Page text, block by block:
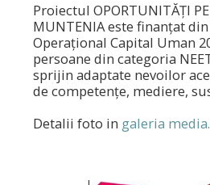
Proiectul OPORTUNITĂȚI
MUNTENIA este finanțat
Operațional Capital Uman
persoane din categoria
sprijin adaptate nevoilor
de competențe, mediere,
Detalii foto in galeria media.